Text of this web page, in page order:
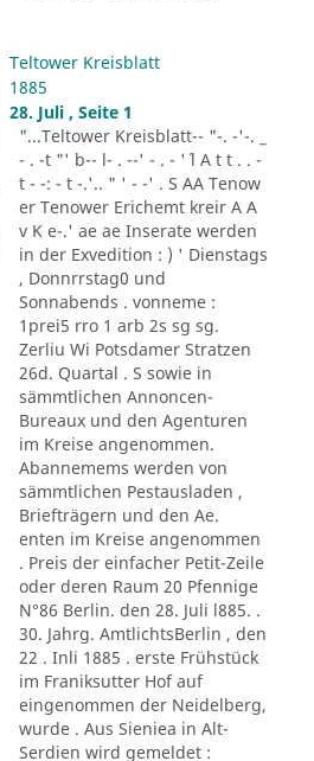
Teltower Kreisblatt
1885
28. Juli , Seite 1
"...Teltower Kreisblatt-- "-. -'-. _
- . -t "' b-- l- . --' - . - '´ l A t t . . -
t - -: - t -.'.. " ' - -' . S AA Tenow
er Tenower Erichemt kreir A A
v K e-.' ae ae Inserate werden
in der Exvedition : ) ' Dienstags
, Donnrrstag0 und
Sonnabends . vonneme :
1prei5 rro 1 arb 2s sg sg.
Zerliu Wi Potsdamer Stratzen
26d. Quartal . S sowie in
sämmtlichen Annoncen-
Bureaux und den Agenturen
im Kreise angenommen.
Abannemems werden von
sämmtlichen Pestausladen ,
Briefträgern und den Ae.
enten im Kreise angenommen
. Preis der einfacher Petit-Zeile
oder deren Raum 20 Pfennige
N°86 Berlin. den 28. Juli l885. .
30. Jahrg. AmtlichtsBerlin , den
22 . Inli 1885 . erste Frühstück
im Franiksutter Hof auf
eingenommen der Neidelberg,
wurde . Aus Sieniea in Alt-
Serdien wird gemeldet :